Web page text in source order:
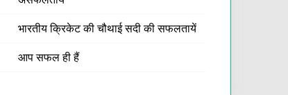
भारतीय क्रिकेट की चौथाई सदी की सफलतायें
आप सफल ही हैं